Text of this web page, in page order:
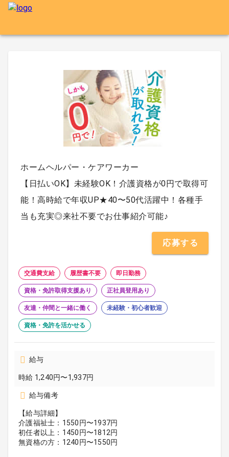
ホームヘルパー・ケアワーカー
【日払いOK】未経験OK！介護資格が0円で取得可
能！高時給で年収UP★40〜50代活躍中！各種手
当も充実◎来社不要でお仕事紹介可能♪
応募する
交通費支給 履歴書不要 即日勤務
資格・免許取得支援あり 正社員登用あり
友達・仲間と一緒に働く 未経験・初心者歓迎
資格・免許を活かせる
給与
時給 1,240円〜1,937円
給与備考
【給与詳細】
介護福祉士：1550円〜1937円
初任者以上：1450円〜1812円
無資格の方：1240円〜1550円